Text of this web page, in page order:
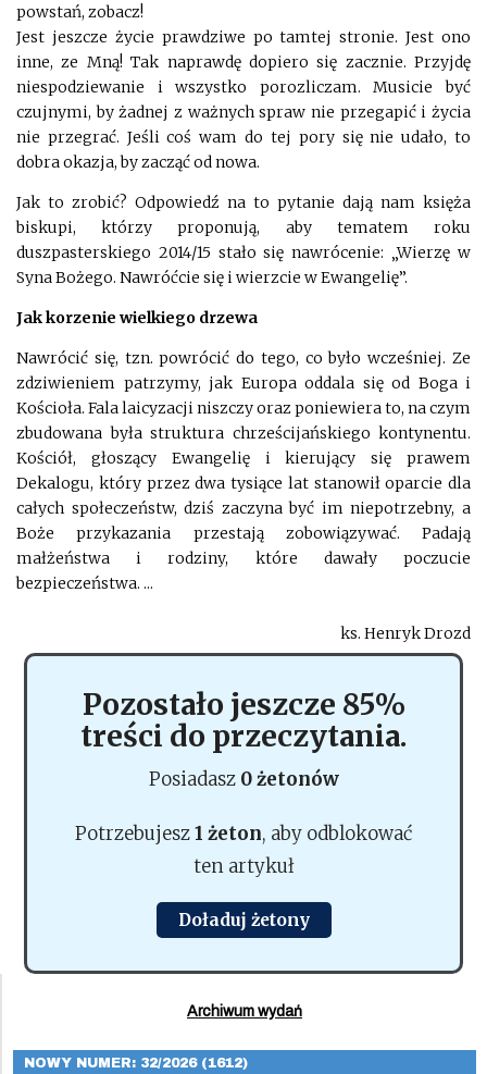
powstań, zobacz!
Jest jeszcze życie prawdziwe po tamtej stronie. Jest ono
inne, ze Mną! Tak naprawdę dopiero się zacznie. Przyjdę
niespodziewanie i wszystko porozliczam. Musicie być
czujnymi, by żadnej z ważnych spraw nie przegapić i życia
nie przegrać. Jeśli coś wam do tej pory się nie udało, to
dobra okazja, by zacząć od nowa.
Jak to zrobić? Odpowiedź na to pytanie dają nam księża
biskupi, którzy proponują, aby tematem roku
duszpasterskiego 2014/15 stało się nawrócenie: „Wierzę w
Syna Bożego. Nawróćcie się i wierzcie w Ewangelię”.
Jak korzenie wielkiego drzewa
Nawrócić się, tzn. powrócić do tego, co było wcześniej. Ze
zdziwieniem patrzymy, jak Europa oddala się od Boga i
Kościoła. Fala laicyzacji niszczy oraz poniewiera to, na czym
zbudowana była struktura chrześcijańskiego kontynentu.
Kościół, głoszący Ewangelię i kierujący się prawem
Dekalogu, który przez dwa tysiące lat stanowił oparcie dla
całych społeczeństw, dziś zaczyna być im niepotrzebny, a
Boże przykazania przestają zobowiązywać. Padają
małżeństwa i rodziny, które dawały poczucie
bezpieczeństwa. ...
ks. Henryk Drozd
Pozostało jeszcze 85%
treści do przeczytania.
Posiadasz 0 żetonów
Potrzebujesz1 żeton, aby odblokować
ten artykuł
Doładuj żetony
Archiwum wydań
NOWY NUMER: 32/2026 (1612)